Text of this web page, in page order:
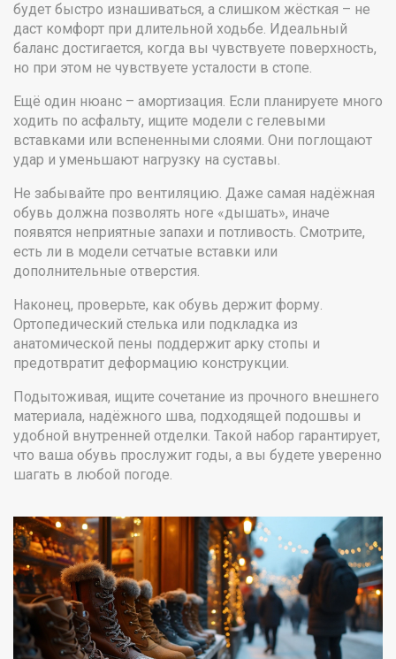
будет быстро изнашиваться, а слишком жёсткая – не
даст комфорт при длительной ходьбе. Идеальный
баланс достигается, когда вы чувствуете поверхность,
но при этом не чувствуете усталости в стопе.
Ещё один нюанс – амортизация. Если планируете много
ходить по асфальту, ищите модели с гелевыми
вставками или вспененными слоями. Они поглощают
удар и уменьшают нагрузку на суставы.
Не забывайте про вентиляцию. Даже самая надёжная
обувь должна позволять ноге «дышать», иначе
появятся неприятные запахи и потливость. Смотрите,
есть ли в модели сетчатые вставки или
дополнительные отверстия.
Наконец, проверьте, как обувь держит форму.
Ортопедический стелька или подкладка из
анатомической пены поддержит арку стопы и
предотвратит деформацию конструкции.
Подытоживая, ищите сочетание из прочного внешнего
материала, надёжного шва, подходящей подошвы и
удобной внутренней отделки. Такой набор гарантирует,
что ваша обувь прослужит годы, а вы будете уверенно
шагать в любой погоде.